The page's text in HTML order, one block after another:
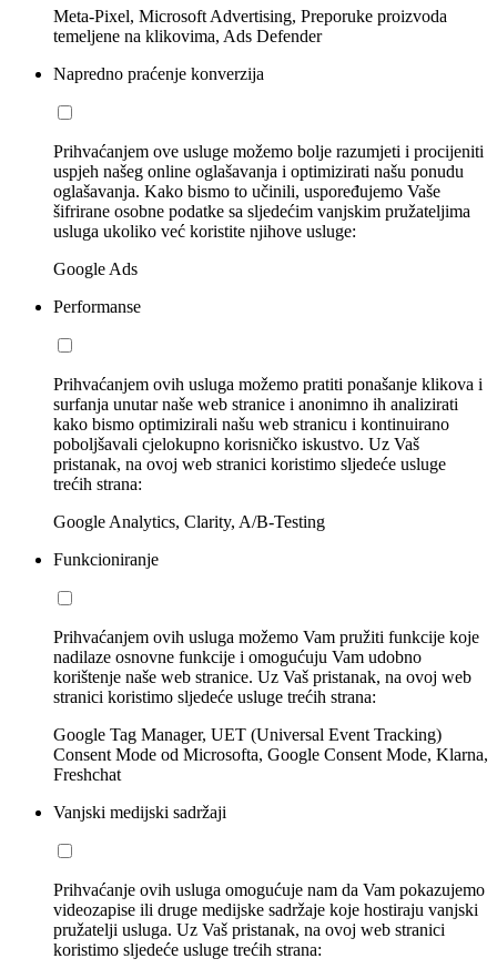
Meta-Pixel, Microsoft Advertising, Preporuke proizvoda
temeljene na klikovima, Ads Defender
Napredno praćenje konverzija
Prihvaćanjem ove usluge možemo bolje razumjeti i procijeniti
uspjeh našeg online oglašavanja i optimizirati našu ponudu
oglašavanja. Kako bismo to učinili, uspoređujemo Vaše
šifrirane osobne podatke sa sljedećim vanjskim pružateljima
usluga ukoliko već koristite njihove usluge:
Google Ads
Performanse
Prihvaćanjem ovih usluga možemo pratiti ponašanje klikova i
surfanja unutar naše web stranice i anonimno ih analizirati
kako bismo optimizirali našu web stranicu i kontinuirano
poboljšavali cjelokupno korisničko iskustvo. Uz Vaš
pristanak, na ovoj web stranici koristimo sljedeće usluge
trećih strana:
Google Analytics, Clarity, A/B-Testing
Funkcioniranje
Prihvaćanjem ovih usluga možemo Vam pružiti funkcije koje
nadilaze osnovne funkcije i omogućuju Vam udobno
korištenje naše web stranice. Uz Vaš pristanak, na ovoj web
stranici koristimo sljedeće usluge trećih strana:
Google Tag Manager, UET (Universal Event Tracking)
Consent Mode od Microsofta, Google Consent Mode, Klarna,
Freshchat
Vanjski medijski sadržaji
Prihvaćanje ovih usluga omogućuje nam da Vam pokazujemo
videozapise ili druge medijske sadržaje koje hostiraju vanjski
pružatelji usluga. Uz Vaš pristanak, na ovoj web stranici
koristimo sljedeće usluge trećih strana: